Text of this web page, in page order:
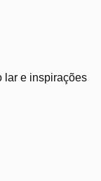
lar e inspirações